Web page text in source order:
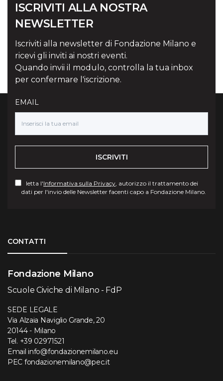
ISCRIVITI ALLA NOSTRA
NEWSLETTER
Iscriviti alla newsletter di Fondazione Milano e
ricevi gli inviti ai nostri eventi.
Quando invii il modulo, controlla la tua inbox
per confermare l'iscrizione.
EMAIL
ISCRIVITI
letta l'Informativa sulla Privacy, autorizzo il trattamento dei
dati per l'invio delle Newsletter facenti capo a Fondazione Milano.
CONTATTI
Fondazione Milano
Scuole Civiche di Milano - FdP
SEDE LEGALE
Via Alzaia Naviglio Grande, 20
20144 - Milano
Tel. +39 02971521
Email info@fondazionemilano.eu
PEC fondazionemilano@pec.it